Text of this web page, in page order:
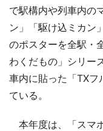
で駅構内や列車内の
ン」「駆け込ミカン
のポスターを全駅・
わくだもの」シリー
車内に貼った「TXフ
ている。
本年度は、「スマ